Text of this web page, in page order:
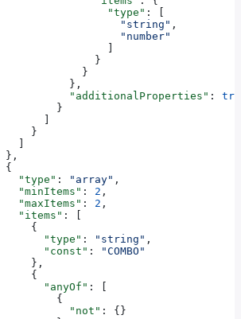
"type"
: [
"string"
,
"number"
]
}
}
},
"additionalProperties"
:
}
]
}
]
},
{
"type"
: "array" ,
"minItems"
: 2 ,
"maxItems"
: 2 ,
"items"
: [
{
"type"
: "string" ,
"const"
:
"COMBO"
},
{
"anyOf"
: [
{
"not"
: {}